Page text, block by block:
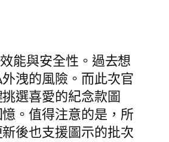
能與安全性。過去想
洩的風險。而此次官
選喜愛的紀念款圖
。值得注意的是，所
後也支援圖示的批次